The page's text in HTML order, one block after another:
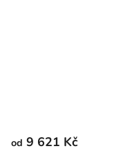
od 9 621 Kč